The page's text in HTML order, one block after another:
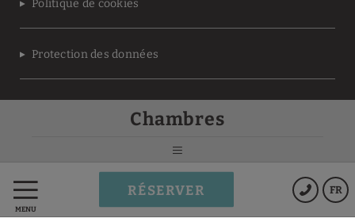
MENU
FR
RÉSERVER
Chambres
Politique de cookies
Protection des données
Powered by Keytel
Achat sécurisé